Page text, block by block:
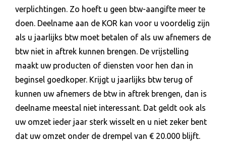
verplichtingen. Zo hoeft u geen btw-aangifte meer te
doen. Deelname aan de KOR kan voor u voordelig zijn
als u jaarlijks btw moet betalen of als uw afnemers de
btw niet in aftrek kunnen brengen. De vrijstelling
maakt uw producten of diensten voor hen dan in
beginsel goedkoper. Krijgt u jaarlijks btw terug of
kunnen uw afnemers de btw in aftrek brengen, dan is
deelname meestal niet interessant. Dat geldt ook als
uw omzet ieder jaar sterk wisselt en u niet zeker bent
dat uw omzet onder de drempel van € 20.000 blijft.